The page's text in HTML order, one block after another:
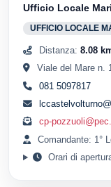
Ufficio Locale
UFFICIO LOCALE
Distanza: 8.08
Viale del Mare n.
081 5097817
cp-
Comandante: 1°
Orari di